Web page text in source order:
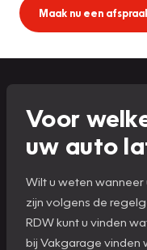
Maak nu een
Voor
uw auto
Wilt u weten
zijn volgens de
RDW kunt u vinden
bij Vakgarage vinden